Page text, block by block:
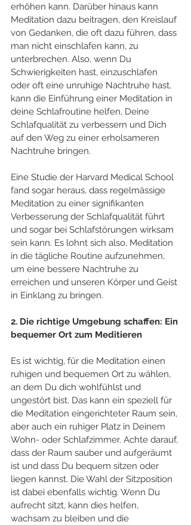
erhöhen kann. Darüber hinaus kann
Meditation dazu beitragen, den Kreislauf
von Gedanken, die oft dazu führen, dass
man nicht einschlafen kann, zu
unterbrechen. Also, wenn Du
Schwierigkeiten hast, einzuschlafen
oder oft eine unruhige Nachtruhe hast,
kann die Einführung einer Meditation in
deine Schlafroutine helfen, Deine
Schlafqualität zu verbessern und Dich
auf den Weg zu einer erholsameren
Nachtruhe bringen.
Eine Studie der Harvard Medical School
fand sogar heraus, dass regelmässige
Meditation zu einer signifikanten
Verbesserung der Schlafqualität führt
und sogar bei Schlafstörungen wirksam
sein kann. Es lohnt sich also, Meditation
in die tägliche Routine aufzunehmen,
um eine bessere Nachtruhe zu
erreichen und unseren Körper und Geist
in Einklang zu bringen.
2. Die richtige Umgebung schaffen: Ein
bequemer Ort zum Meditieren
Es ist wichtig, für die Meditation einen
ruhigen und bequemen Ort zu wählen,
an dem Du dich wohlfühlst und
ungestört bist. Das kann ein speziell für
die Meditation eingerichteter Raum sein,
aber auch ein ruhiger Platz in Deinem
Wohn- oder Schlafzimmer. Achte darauf,
dass der Raum sauber und aufgeräumt
ist und dass Du bequem sitzen oder
liegen kannst. Die Wahl der Sitzposition
ist dabei ebenfalls wichtig. Wenn Du
aufrecht sitzt, kann dies helfen,
wachsam zu bleiben und die